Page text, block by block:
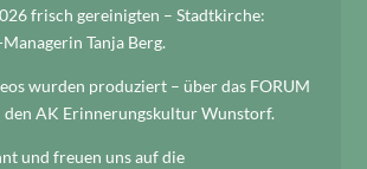
frisch gereinigten – Stadtkirche:
Tanja Berg.
wurden produziert – über das FORUM
den AK Erinnerungskultur Wunstorf.
und freuen uns auf die